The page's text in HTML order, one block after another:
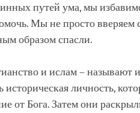
путей ума, мы
Мы не просто вверяем
образом спасли.
и ислам – называют
личность,
от Бога. Затем они